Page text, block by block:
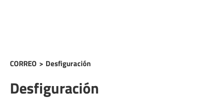
CORREO > Desfiguración
Desfiguración